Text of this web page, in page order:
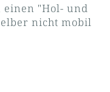
"Hol- und
nicht mobil